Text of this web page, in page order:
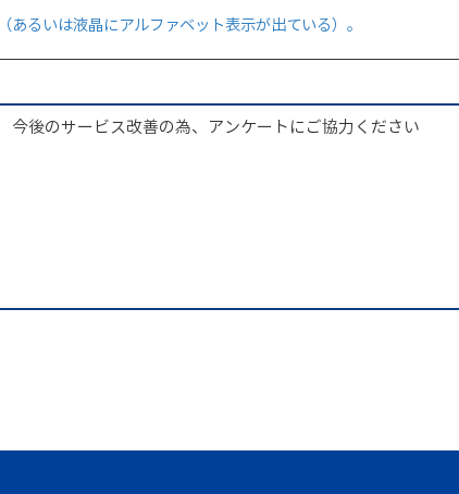
るいは液晶にアルファベット表示が出ている）。
今後のサービス改善の為、アンケートにご協力ください